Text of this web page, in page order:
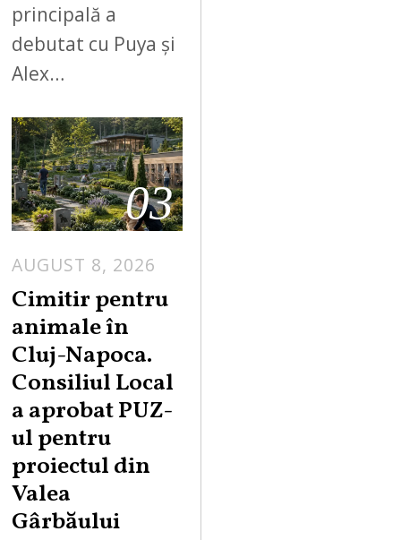
principală a
debutat cu Puya și
Alex…
03
AUGUST 8, 2026
Cimitir pentru
animale în
Cluj-Napoca.
Consiliul Local
a aprobat PUZ-
ul pentru
proiectul din
Valea
Gârbăului